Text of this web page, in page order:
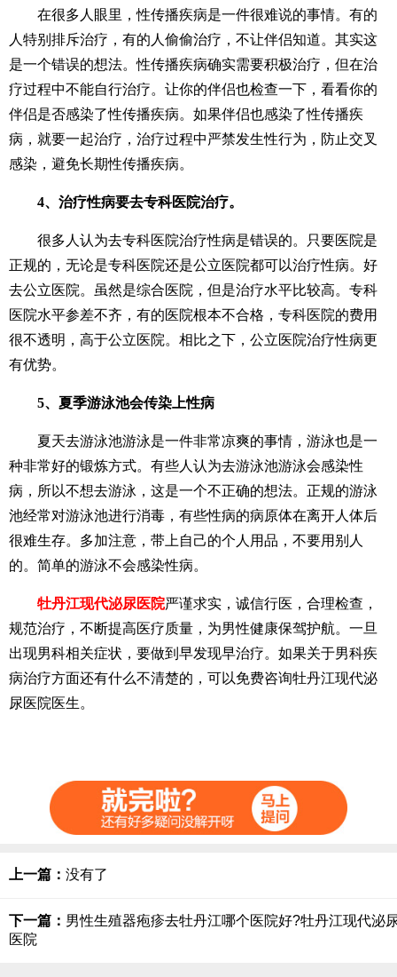
在很多人眼里，性传播疾病是一件很难说的事情。有的
人特别排斥治疗，有的人偷偷治疗，不让伴侣知道。其实这
是一个错误的想法。性传播疾病确实需要积极治疗，但在治
疗过程中不能自行治疗。让你的伴侣也检查一下，看看你的
伴侣是否感染了性传播疾病。如果伴侣也感染了性传播疾
病，就要一起治疗，治疗过程中严禁发生性行为，防止交叉
感染，避免长期性传播疾病。
4、治疗性病要去专科医院治疗。
很多人认为去专科医院治疗性病是错误的。只要医院是
正规的，无论是专科医院还是公立医院都可以治疗性病。好
去公立医院。虽然是综合医院，但是治疗水平比较高。专科
医院水平参差不齐，有的医院根本不合格，专科医院的费用
很不透明，高于公立医院。相比之下，公立医院治疗性病更
有优势。
5、夏季游泳池会传染上性病
夏天去游泳池游泳是一件非常凉爽的事情，游泳也是一
种非常好的锻炼方式。有些人认为去游泳池游泳会感染性
病，所以不想去游泳，这是一个不正确的想法。正规的游泳
池经常对游泳池进行消毒，有些性病的病原体在离开人体后
很难生存。多加注意，带上自己的个人用品，不要用别人
的。简单的游泳不会感染性病。
牡丹江现代泌尿医院严谨求实，诚信行医，合理检查，
规范治疗，不断提高医疗质量，为男性健康保驾护航。一旦
出现男科相关症状，要做到早发现早治疗。如果关于男科疾
病治疗方面还有什么不清楚的，可以免费咨询牡丹江现代泌
尿医院医生。
上一篇： 没有了
下一篇： 男性生殖器疱疹去牡丹江哪个医院好?牡丹江现代泌
医院